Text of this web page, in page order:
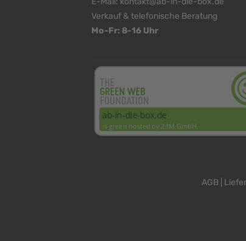
Verkauf & telefonische Beratung
Mo-Fr: 8-16 Uhr
AGB|